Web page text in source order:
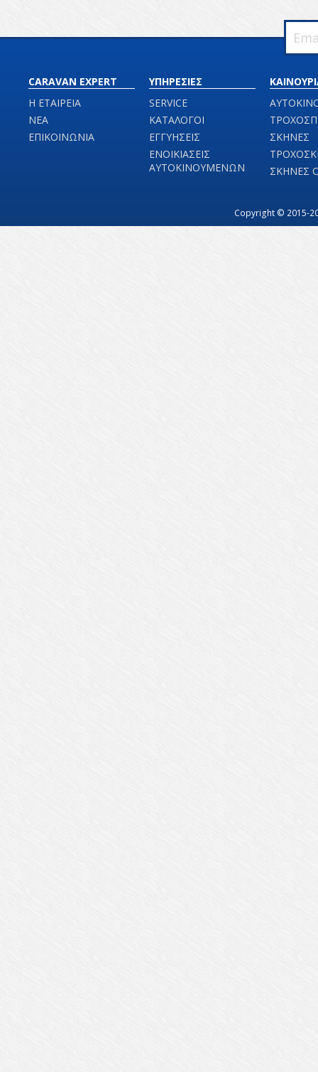
CARAVAN EXPERT
Η ΕΤΑΙΡΕΙΑ
ΝΕΑ
ΕΠΙΚΟΙΝΩΝΙΑ
ΥΠΗΡΕΣΙΕΣ
SERVICE
ΚΑΤΑΛΟΓΟΙ
ΕΓΓΥΗΣΕΙΣ
ΕΝΟΙΚΙΑΣΕΙΣ
ΑΥΤΟΚΙΝΟΥΜΕΝΩΝ
ΣΚΗΝΕΣ
ΣΚΗΝΕΣ
Copyright © 2015-